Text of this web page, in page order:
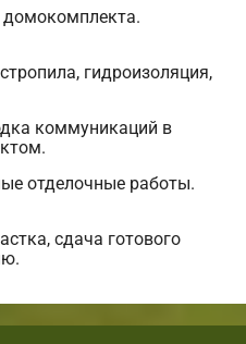
домокомплекта.
гидроизоляция,
коммуникаций в
отделочные работы.
сдача готового